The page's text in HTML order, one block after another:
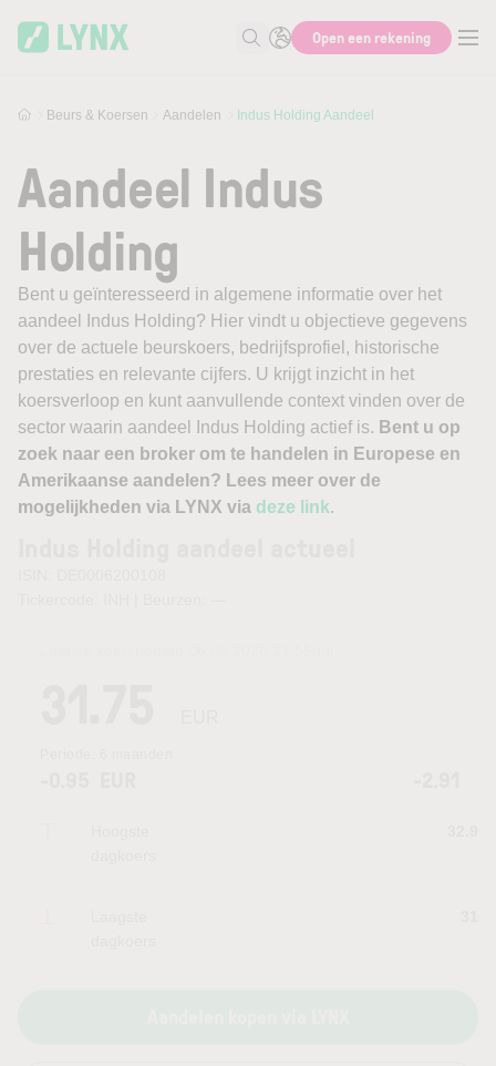
Zoek naar informatie
Open een rekening
Beurs & Koersen Aandelen Indus Holding Aandeel
Aandeel Indus
Holding
Bent u geïnteresseerd in algemene informatie over het
aandeel Indus Holding? Hier vindt u objectieve gegevens
over de actuele beurskoers, bedrijfsprofiel, historische
prestaties en relevante cijfers. U krijgt inzicht in het
koersverloop en kunt aanvullende context vinden over de
sector waarin aandeel Indus Holding actief is. Bent u op
zoek naar een broker om te handelen in Europese en
Amerikaanse aandelen? Lees meer over de
mogelijkheden via LYNX via deze link.